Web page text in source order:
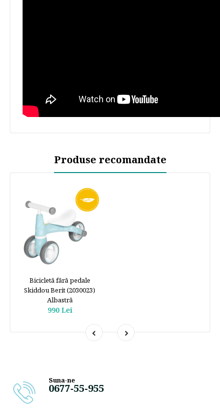
Produse recomandate
Bicicletă fără pedale
Skiddou Berit (2030023)
Albastră
990 Lei
Suna-ne
0677-55-955